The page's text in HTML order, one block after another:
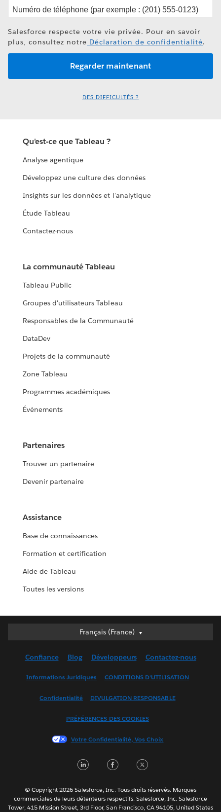
Salesforce respecte votre vie privée. Pour en savoir
plus, consultez notre Déclaration de confidentialité.
DES DIFFICULTÉS ?
Qu'est-ce que Tableau ?
Analyse agentique
Développez une culture des données
Insights sur les données et l'analytique
Étude Tableau
Contactez-nous
La communauté Tableau
Tableau Public
Groupes d'utilisateurs Tableau
Responsables de la Communauté
DataDev
Projets de la communauté
Zone Tableau
Programmes académiques
Événements
Partenaires
Trouver un partenaire
Devenir partenaire
Assistance
Base de connaissances
Formation et certification
Aide de Tableau
Toutes les versions
Français (France)
Français (France)
English (UK)
Français (Canada)
한국어
Português
ไทย
Confiance Blog Développeurs Contactez-nous
Informations Juridiques CONDITIONS D'UTILISATION
Confidentialité DIVULGATION RESPONSABLE
PRÉFÉRENCES DES COOKIES
Votre Confidentialité, Vos Choix
LinkedInFacebook
© Copyright 2026 Salesforce, Inc. Tous droits réservés. Marques
commerciales de leurs détenteurs respectifs. Salesforce, Inc. Salesforce
Tower, 415 Mission Street, 3rd Floor, San Francisco, CA 94105, United States